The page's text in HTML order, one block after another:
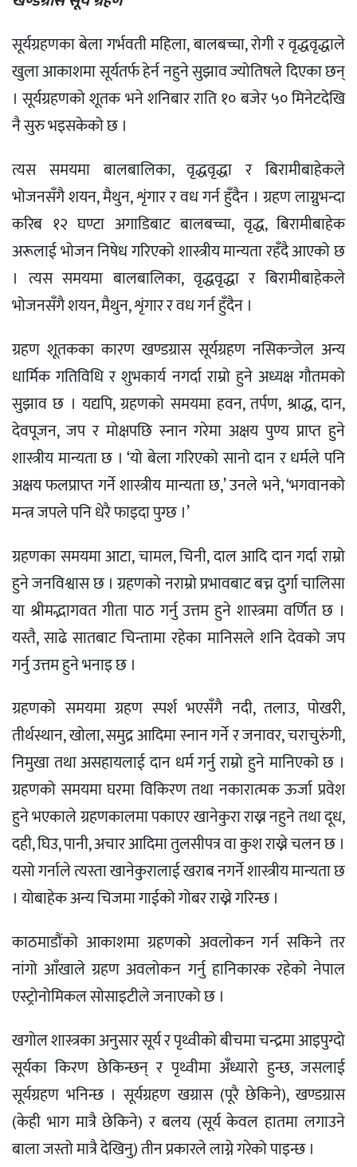
सूर्यग्रहणका बेला गर्भवती महिला, बालबच्चा, रोगी र वृद्धवृद्धाले
खुला आकाशमा सूर्यतर्फ हेर्न नहुने सुझाव ज्योतिषले दिएका छन्
। सूर्यग्रहणको शूतक भने शनिबार राति १० बजेर ५० मिनेटदेखि
नै सुरु भइसकेको छ ।
त्यस समयमा बालबालिका, वृद्धवृद्धा र बिरामीबाहेकले
भोजनसँगै शयन, मैथुन, शृंगार र वध गर्न हुँदैन । ग्रहण लाग्नुभन्दा
करिब १२ घण्टा अगाडिबाट बालबच्चा, वृद्ध, बिरामीबाहेक
अरूलाई भोजन निषेध गरिएको शास्त्रीय मान्यता रहँदै आएको छ
। त्यस समयमा बालबालिका, वृद्धवृद्धा र बिरामीबाहेकले
भोजनसँगै शयन, मैथुन, शृंगार र वध गर्न हुँदैन ।
ग्रहण शूतकका कारण खण्डग्रास सूर्यग्रहण नसिकन्जेल अन्य
धार्मिक गतिविधि र शुभकार्य नगर्दा राम्रो हुने अध्यक्ष गौतमको
सुझाव छ । यद्यपि, ग्रहणको समयमा हवन, तर्पण, श्राद्ध, दान,
देवपूजन, जप र मोक्षपछि स्नान गरेमा अक्षय पुण्य प्राप्त हुने
शास्त्रीय मान्यता छ । ‘यो बेला गरिएको सानो दान र धर्मले पनि
अक्षय फलप्राप्त गर्ने शास्त्रीय मान्यता छ,’ उनले भने, ‘भगवानको
मन्त्र जपले पनि धेरै फाइदा पुग्छ ।’
ग्रहणका समयमा आटा, चामल, चिनी, दाल आदि दान गर्दा राम्रो
हुने जनविश्वास छ । ग्रहणको नराम्रो प्रभावबाट बच्न दुर्गा चालिसा
या श्रीमद्भागवत गीता पाठ गर्नु उत्तम हुने शास्त्रमा वर्णित छ ।
यस्तै, साढे सातबाट चिन्तामा रहेका मानिसले शनि देवको जप
गर्नु उत्तम हुने भनाइ छ ।
ग्रहणको समयमा ग्रहण स्पर्श भएसँगै नदी, तलाउ, पोखरी,
तीर्थस्थान, खोला, समुद्र आदिमा स्नान गर्ने र जनावर, चराचुरुंगी,
निमुखा तथा असहायलाई दान धर्म गर्नु राम्रो हुने मानिएको छ ।
ग्रहणको समयमा घरमा विकिरण तथा नकारात्मक ऊर्जा प्रवेश
हुने भएकाले ग्रहणकालमा पकाएर खानेकुरा राख्न नहुने तथा दूध,
दही, घिउ, पानी, अचार आदिमा तुलसीपत्र वा कुश राख्ने चलन छ ।
यसो गर्नाले त्यस्ता खानेकुरालाई खराब नगर्ने शास्त्रीय मान्यता छ
। योबाहेक अन्य चिजमा गाईको गोबर राख्ने गरिन्छ ।
काठमाडौंको आकाशमा ग्रहणको अवलोकन गर्न सकिने तर
नांगो आँखाले ग्रहण अवलोकन गर्नु हानिकारक रहेको नेपाल
एस्ट्रोनोमिकल सोसाइटीले जनाएको छ ।
खगोल शास्त्रका अनुसार सूर्य र पृथ्वीको बीचमा चन्द्रमा आइपुग्दो
सूर्यका किरण छेकिन्छन् र पृथ्वीमा अँध्यारो हुन्छ, जसलाई
सूर्यग्रहण भनिन्छ । सूर्यग्रहण खग्रास (पूरै छेकिने), खण्डग्रास
(केही भाग मात्रै छेकिने) र बलय (सूर्य केवल हातमा लगाउने
बाला जस्तो मात्रै देखिनु) तीन प्रकारले लाग्ने गरेको पाइन्छ ।